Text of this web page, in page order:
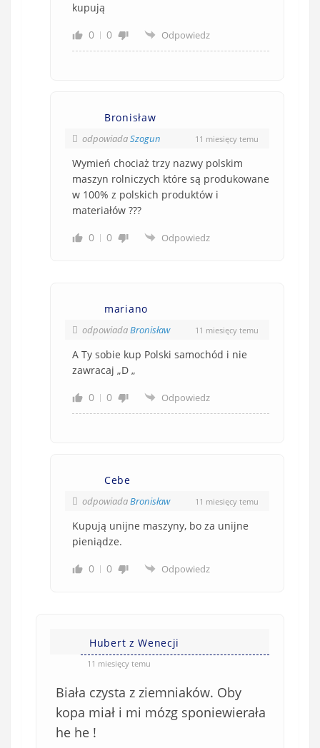
kupują
0
0 Odpowiedz
Bronisław
odpowiadaSzogun 11 miesięcy temu
Wymień chociaż trzy nazwy polskim
maszyn rolniczych które są produkowane
w 100% z polskich produktów i
materiałów ???
0
0 Odpowiedz
mariano
odpowiadaBronisław 11 miesięcy temu
A Ty sobie kup Polski samochód i nie
zawracaj „D „
0
0 Odpowiedz
Cebe
odpowiadaBronisław 11 miesięcy temu
Kupują unijne maszyny, bo za unijne
pieniądze.
0
0 Odpowiedz
Hubert z Wenecji
11 miesięcy temu
Biała czysta z ziemniaków. Oby
kopa miał i mi mózg sponiewierała
he he !